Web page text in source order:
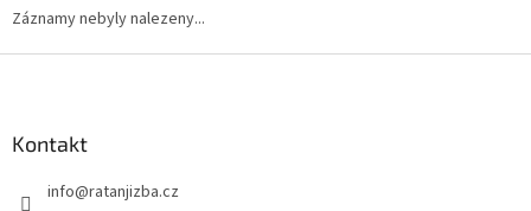
Záznamy nebyly nalezeny...
Kontakt
info@ratanjizba.cz